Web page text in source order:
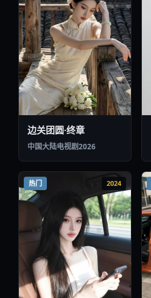
中国大陆电视剧2026
热门 2024
落潮夜未央
中国台湾 电视剧2024